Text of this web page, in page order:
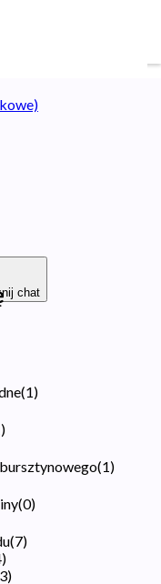
chat
(1)
)
(1)
(0)
(7)
)
3)